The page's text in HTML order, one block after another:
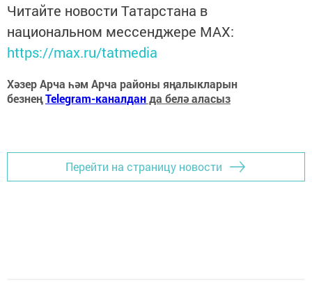
Читайте новости Татарстана в
национальном мессенджере MАХ:
https://max.ru/tatmedia
Хәзер Арча һәм Арча районы яңалыкларын
безнеңTelegram-каналданда белә аласыз
Перейти на страницу новости